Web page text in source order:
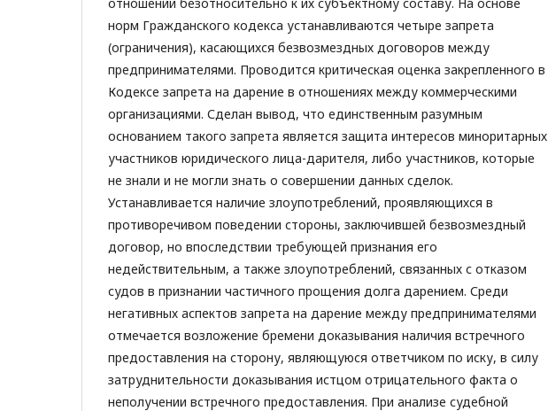
норм Гражданского кодекса устанавливаются четыре запрета
(ограничения), касающихся безвозмездных договоров между
предпринимателями. Проводится критическая оценка закрепленного в
Кодексе запрета на дарение в отношениях между коммерческими
организациями. Сделан вывод, что единственным разумным
основанием такого запрета является защита интересов миноритарных
участников юридического лица-дарителя, либо участников, которые
не знали и не могли знать о совершении данных сделок.
Устанавливается наличие злоупотреблений, проявляющихся в
противоречивом поведении стороны, заключившей безвозмездный
договор, но впоследствии требующей признания его
недействительным, а также злоупотреблений, связанных с отказом
судов в признании частичного прощения долга дарением. Среди
негативных аспектов запрета на дарение между предпринимателями
отмечается возложение бремени доказывания наличия встречного
предоставления на сторону, являющуюся ответчиком по иску, в силу
затруднительности доказывания истцом отрицательного факта о
неполучении встречного предоставления. При анализе судебной